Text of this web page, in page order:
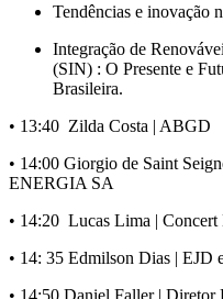
Tendências e inovação
Integração de
(SIN) : O Presente e
Brasileira.
• 13:40 Zilda Costa | ABGD
• 14:00 Giorgio de Saint
ENERGIA SA
• 14:20 Lucas Lima | Concert
• 14: 35 Edmilson Dias | EJD
• 14:50 Daniel Faller | Diretor